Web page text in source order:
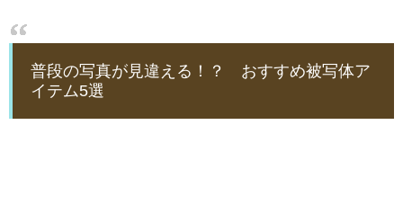
普段の写真が見違える！？ おすすめ被写体ア
イテム5選